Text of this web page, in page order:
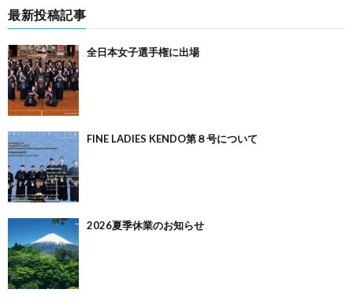
最新投稿記事
全日本女子選手権に出場
FINE LADIES KENDO第８号について
2026夏季休業のお知らせ